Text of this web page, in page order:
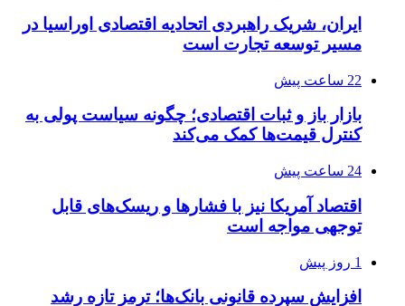
ایران، شریک راهبردی اتحادیه اقتصادی اوراسیا در
مسیر توسعه تجارت است
22 ساعت پیش
بازار باز و ثبات اقتصادی؛ چگونه سیاست پولی به
کنترل قیمت‌ها کمک می‌کند
24 ساعت پیش
اقتصاد آمریکا نیز با فشارها و ریسک‌های قابل
توجهی مواجه است
1 روز پیش
افزایش سپرده قانونی بانک‌ها؛ ترمز تازه رشد